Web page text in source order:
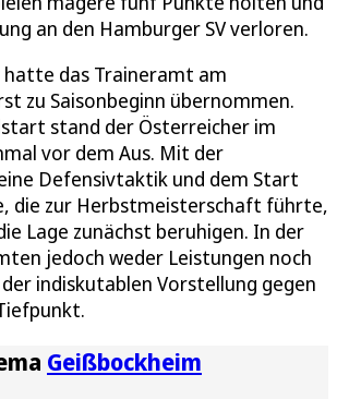
an den Hamburger SV verloren.
hatte das Traineramt am
zu Saisonbeginn übernommen.
stand der Österreicher im
vor dem Aus. Mit der
Defensivtaktik und dem Start
die zur Herbstmeisterschaft führte,
Lage zunächst beruhigen. In der
jedoch weder Leistungen noch
indiskutablen Vorstellung gegen
Geißbockheim